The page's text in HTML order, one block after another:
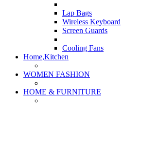
Lap Bags
Wireless Keyboard
Screen Guards
Cooling Fans
Home,Kitchen
WOMEN FASHION
HOME & FURNITURE